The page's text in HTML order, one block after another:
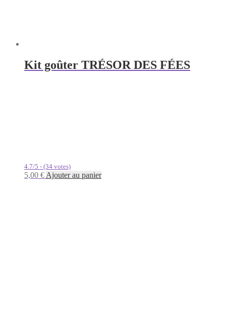
Kit goûter TRÉSOR DES FÉES
4.7/5 - (34 votes)
5,00 € Ajouter au panier